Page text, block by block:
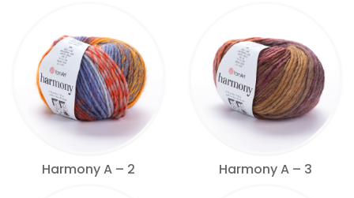
Harmony A – 2 Harmony A – 3